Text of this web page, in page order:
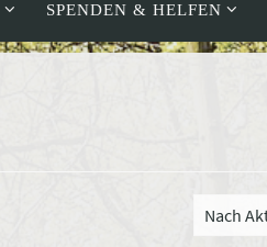
SPENDEN & HELFEN